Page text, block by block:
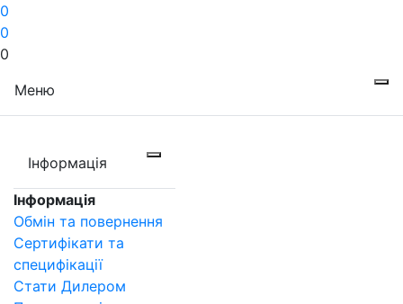
0
0
0
Меню
Інформація
Інформація
Обмін та повернення
Сертифікати та
специфікації
Стати Дилером